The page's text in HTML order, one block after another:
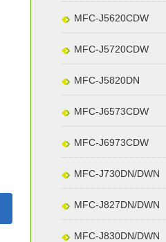
MFC-J5620CDW
MFC-J5720CDW
MFC-J5820DN
MFC-J6573CDW
MFC-J6973CDW
MFC-J730DN/DWN
MFC-J827DN/DWN
MFC-J830DN/DWN